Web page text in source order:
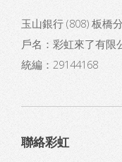
玉山銀行 (808) 板橋
戶名：彩虹來了有限
統編：29144168
聯絡彩虹